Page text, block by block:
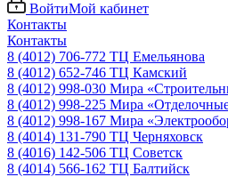
ВойтиМой кабинет
Контакты
Контакты
8 (4012) 706-772 ТЦ Емельянова
8 (4012) 652-746 ТЦ Камский
8 (4012) 998-030 Мира
8 (4012) 998-225 Мира
8 (4012) 998-167 Мира
8 (4014) 131-790 ТЦ Черняховск
8 (4016) 142-506 ТЦ Советск
8 (4014) 566-162 ТЦ Балтийск